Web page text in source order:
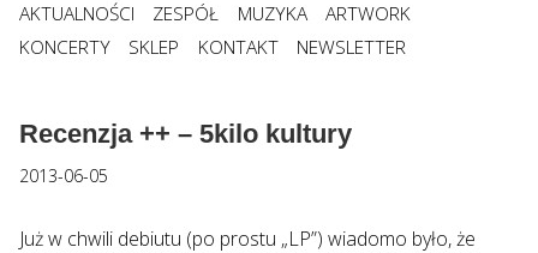
AKTUALNOŚCI ZESPÓŁ MUZYKA
ARTWORK
KONCERTY
SKLEP KONTAKT NEWSLETTER
Recenzja ++ – 5kilo kultury
2013-06-05
Już w chwili debiutu (po prostu „LP”) wiadomo było, że